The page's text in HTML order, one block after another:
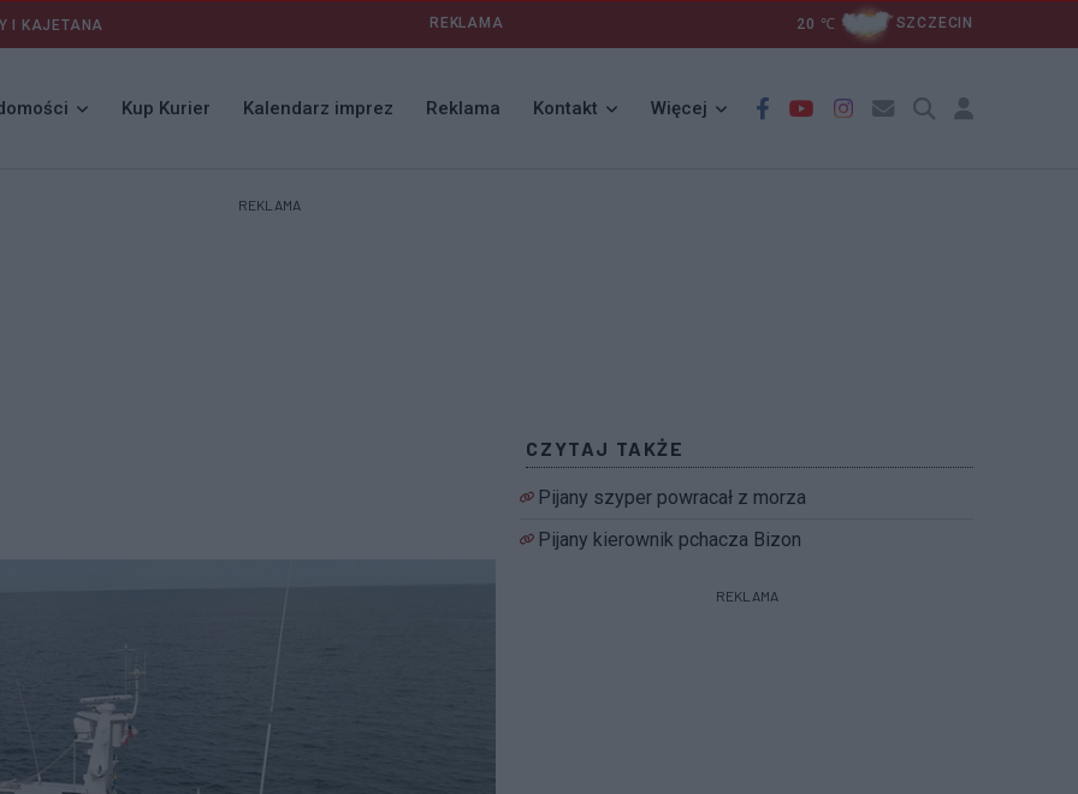
I KAJETANA REKLAMA 20 ℃ SZCZECIN
Kup Kurier Kalendarz imprez Reklama Kontakt Więcej
REKLAMA
CZYTAJ TAKŻE
Pijany szyper powracał z morza
Pijany kierownik pchacza Bizon
REKLAMA